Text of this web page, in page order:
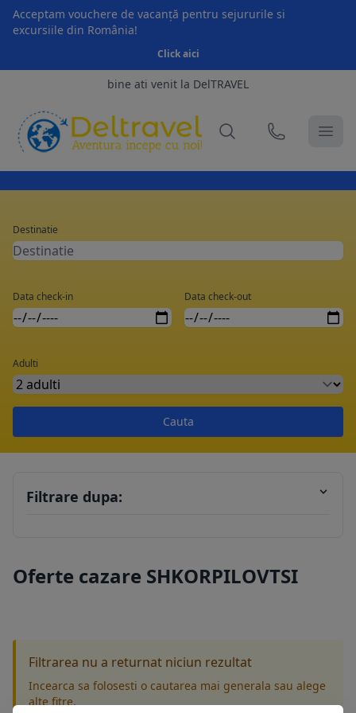
Acceptam vouchere de vacanță pentru sejururile si
excursiile din România!
Click aici
bine ati venit la DelTRAVEL
Destinatie
Data check-in Data check-out
Adulti
Cauta
Filtrare dupa:
Oferte cazare SHKORPILOVTSI
Filtrarea nu a returnat niciun rezultat
Incearca sa folosesti o cautarea mai generala sau alege
alte fitre.